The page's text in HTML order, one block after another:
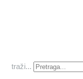
traži...